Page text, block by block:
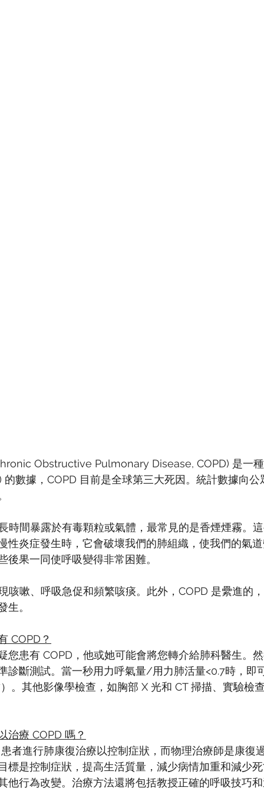
Obstructive Pulmonary Disease, COPD) 是一
數據，COPD 目前是全球第三大死因。統計數據向公
時間暴露於有毒顆粒或氣體，最常見的是香煙煙霧。
性炎症發生時，它會破壞我們的肺組織，使我們的氣
後果一同使呼吸變得非常困難。
咳嗽、呼吸急促和頻繁咳痰。此外，COPD 是纍進的
生。
COPD？
您患有 COPD，他或她可能會將您轉介給肺科醫生。
診斷測試。當一秒用力呼氣量/用力肺活量<0.7時，即
。其他影像學檢查，如胸部 X 光和 CT 掃描、實驗檢
治療 COPD 嗎？
者進行肺康復治療以控制症狀，而物理治療師是康復
標是控制症狀，提高生活質量，減少病情加重和減少
他行為改變。治療方法還將包括教授正確的呼吸技巧